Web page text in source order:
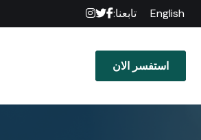
English تابعنا:
استفسر الان